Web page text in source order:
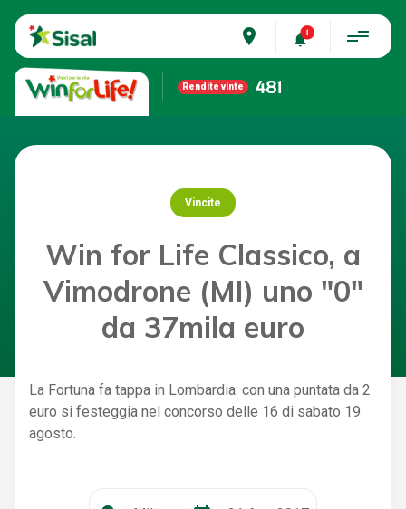
place
Rendite vinte 481
Vincite
Win for Life Classico, a
Vimodrone (MI) uno "0"
da 37mila euro
La Fortuna fa tappa in Lombardia: con una puntata da 2
euro si festeggia nel concorso delle 16 di sabato 19
agosto.